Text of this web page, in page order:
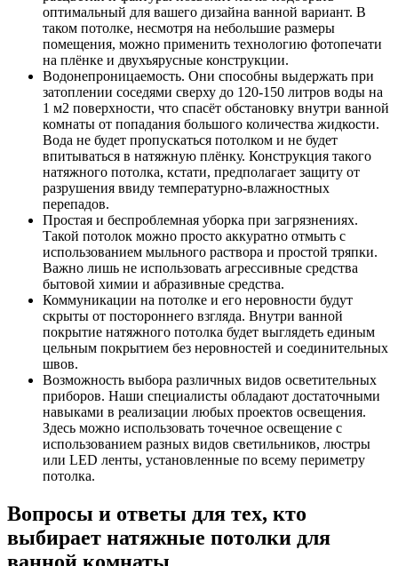
оптимальный для вашего дизайна ванной вариант. В
таком потолке, несмотря на небольшие размеры
помещения, можно применить технологию фотопечати
на плёнке и двухъярусные конструкции.
Водонепроницаемость. Они способны выдержать при
затоплении соседями сверху до 120-150 литров воды на
1 м2 поверхности, что спасёт обстановку внутри ванной
комнаты от попадания большого количества жидкости.
Вода не будет пропускаться потолком и не будет
впитываться в натяжную плёнку. Конструкция такого
натяжного потолка, кстати, предполагает защиту от
разрушения ввиду температурно-влажностных
перепадов.
Простая и беспроблемная уборка при загрязнениях.
Такой потолок можно просто аккуратно отмыть с
использованием мыльного раствора и простой тряпки.
Важно лишь не использовать агрессивные средства
бытовой химии и абразивные средства.
Коммуникации на потолке и его неровности будут
скрыты от постороннего взгляда. Внутри ванной
покрытие натяжного потолка будет выглядеть единым
цельным покрытием без неровностей и соединительных
швов.
Возможность выбора различных видов осветительных
приборов. Наши специалисты обладают достаточными
навыками в реализации любых проектов освещения.
Здесь можно использовать точечное освещение с
использованием разных видов светильников, люстры
или LED ленты, установленные по всему периметру
потолка.
Вопросы и ответы для тех, кто
выбирает натяжные потолки для
ванной комнаты